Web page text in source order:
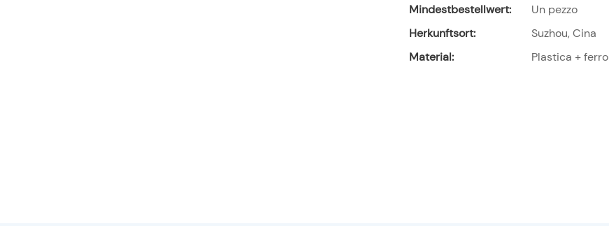
Mindestbestellwert:
Un pezzo
Herkunftsort:
Suzhou, Cina
Material:
Plastica + ferro